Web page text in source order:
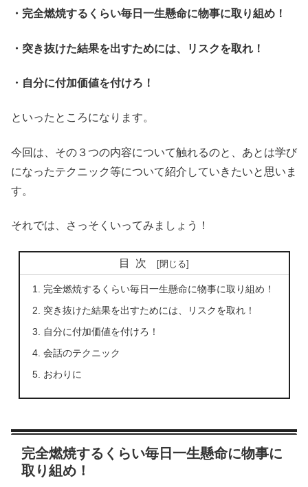
・完全燃焼するくらい毎日一生懸命に物事に取り組め！
・突き抜けた結果を出すためには、リスクを取れ！
・自分に付加価値を付けろ！
といったところになります。
今回は、その３つの内容について触れるのと、あとは学び
になったテクニック等について紹介していきたいと思いま
す。
それでは、さっそくいってみましょう！
目次
完全燃焼するくらい毎日一生懸命に物事に取り組め！
突き抜けた結果を出すためには、リスクを取れ！
自分に付加価値を付けろ！
会話のテクニック
おわりに
完全燃焼するくらい毎日一生懸命に物事に
取り組め！